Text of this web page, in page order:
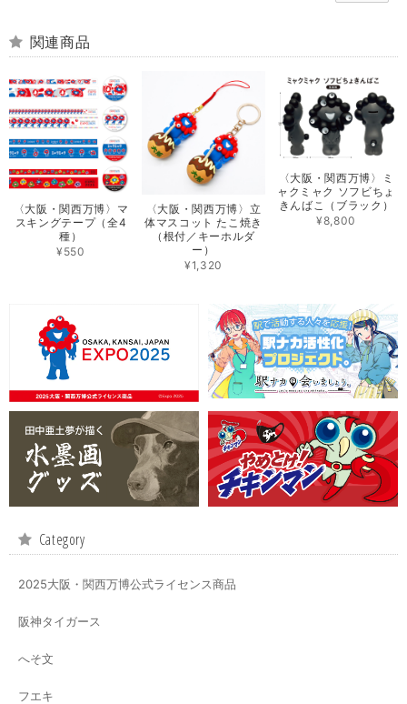
関連商品
〈大阪・関西万博〉マ
スキングテープ（全4
種）
¥550
〈大阪・関西万博〉立
体マスコット たこ焼き
（根付／キーホルダ
ー）
¥1,320
〈大阪・関西万博〉ミ
ャクミャク ソフビちょ
きんばこ（ブラック）
¥8,800
Category
2025大阪・関西万博公式ライセンス商品
阪神タイガース
へそ文
フエキ